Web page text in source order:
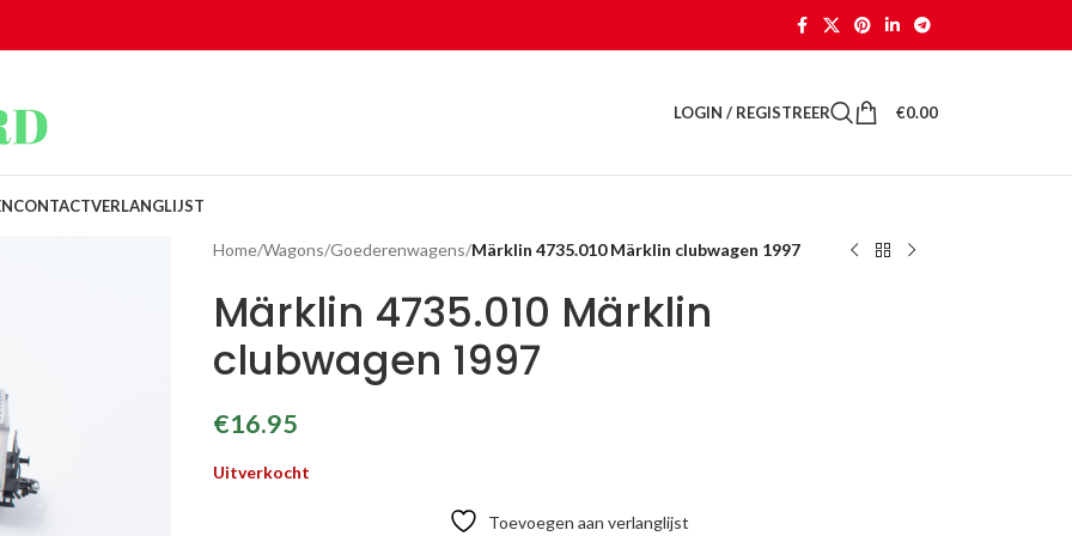
LOGIN / REGISTREER €0.00
CONTACTVERLANGLIJST
Home/Wagons/Goederenwagens/Märklin 4735.010 Märklin clubwagen 1997
Märklin 4735.010 Märklin
clubwagen 1997
€16.95
Uitverkocht
Toevoegen aan verlanglijst